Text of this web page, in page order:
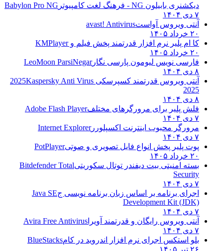
دیکشنری بابیلون NG - فرهنگ لغت کامپیوتر
Babylon Pro NG
۷ دی ۱۴۰۴
آنتی ویروس آواستavast! Antivirus
۲۰ خرداد ۱۴۰۵
کا ام پلیر نرم افزار قدرتمند پخش فیلم وKMPlayer
۲۰ خرداد ۱۴۰۵
فارسی نویس لیومون پارسی نگارLeoMoon ParsiNegar
۸ دی ۱۴۰۴
آنتی ویروس قدرتمند کسپرسکی 2025 Kaspersky Anti Virus
2025
۸ دی ۱۴۰۴
فلش پلیر برای مرورگرهای مختلفAdobe Flash Player
۷ دی ۱۴۰۴
مرورگر محبوب اینترنت اکسپلوررInternet Explorer
۷ دی ۱۴۰۴
پوت پلیر پخش انواع فایل تصویری و صوتیPotPlayer
۲۰ خرداد ۱۴۰۵
بسته امنیتی بیت دیفندر توتال سکوریتیBitdefender Total
Security
۷ دی ۱۴۰۴
اجرای برنامه بر اساس زبان برنامه نویسی جJava SE
Development Kit (JDK)
۷ دی ۱۴۰۴
آنتی ویروس رایگان و قدرتمند آویرا Avira Free Antivirus
۷ دی ۱۴۰۴
بلو استکس اجرای نرم افزار اندروید در کامBlueStacks
۲۶ تیر ۱۴۰۵